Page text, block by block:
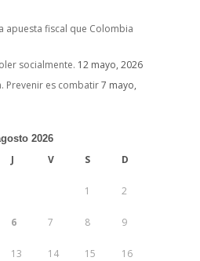
apuesta fiscal que Colombia
socialmente. 12 mayo, 2026
Prevenir es combatir7 mayo,
2026
J V S D
1 2
6 7 8 9
13 14 15 16